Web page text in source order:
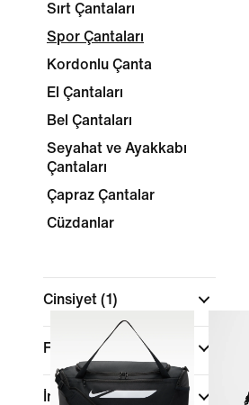
Sırt Çantaları
Spor Çantaları
Kordonlu Çanta
El Çantaları
Bel Çantaları
Seyahat ve Ayakkabı
Çantaları
Çapraz Çantalar
Cüzdanlar
Cinsiyet (1)
Fiyata Göre İncele
İndirimler ve Fırsatlar